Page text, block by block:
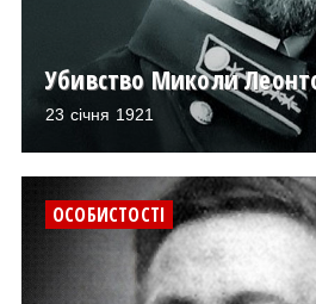
Убивство Миколи
23 січня 1921
ОСОБИСТОСТІ